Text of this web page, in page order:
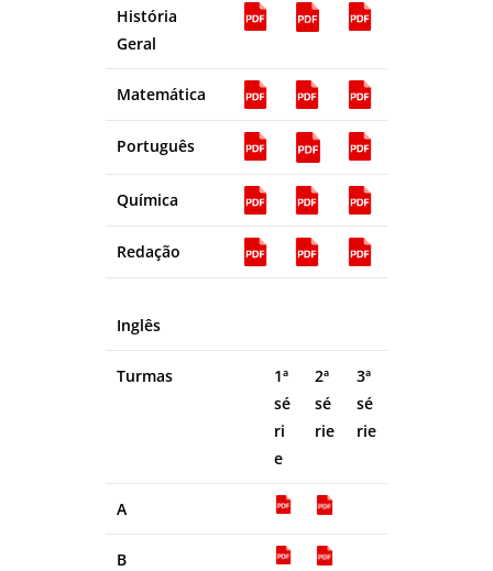
História
Geral
Matemática
Português
Química
Redação
Inglês
Turmas
1ª
sé
ri
e
2ª
sé
rie
3ª
sé
rie
A
B